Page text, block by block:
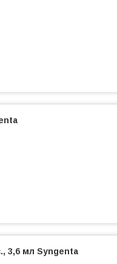
3,6 мл Syngenta